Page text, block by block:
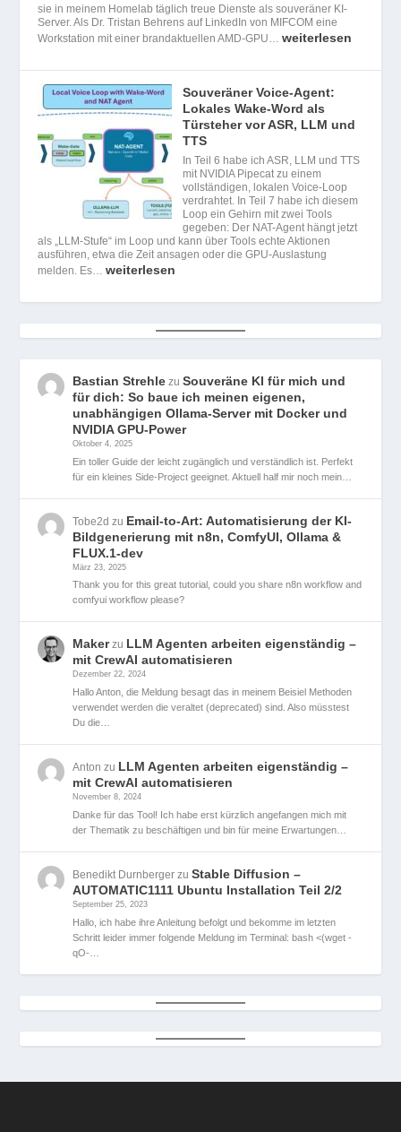
sie in meinem Homelab täglich treue Dienste als souveräner KI-
Server. Als Dr. Tristan Behrens auf LinkedIn von MIFCOM eine
Workstation mit einer brandaktuellen AMD-GPU…weiterlesen
Souveräner Voice-Agent:
Lokales Wake-Word als
Türsteher vor ASR, LLM und
TTS
In Teil 6 habe ich ASR, LLM und TTS
mit NVIDIA Pipecat zu einem
vollständigen, lokalen Voice-Loop
verdrahtet. In Teil 7 habe ich diesem
Loop ein Gehirn mit zwei Tools
gegeben: Der NAT-Agent hängt jetzt
als „LLM-Stufe“ im Loop und kann über Tools echte Aktionen
ausführen, etwa die Zeit ansagen oder die GPU-Auslastung
melden. Es…weiterlesen
Bastian Strehle zuSouveräne KI für mich und
für dich: So baue ich meinen eigenen,
unabhängigen Ollama-Server mit Docker und
NVIDIA GPU-Power
Oktober 4, 2025
Ein toller Guide der leicht zugänglich und verständlich ist. Perfekt
für ein kleines Side-Project geeignet. Aktuell half mir noch mein…
Tobe2d zu Email-to-Art: Automatisierung der KI-
Bildgenerierung mit n8n, ComfyUI, Ollama &
FLUX.1-dev
März 23, 2025
Thank you for this great tutorial, could you share n8n workflow and
comfyui workflow please?
Makerzu LLM Agenten arbeiten eigenständig –
mit CrewAI automatisieren
Dezember 22, 2024
Hallo Anton, die Meldung besagt das in meinem Beisiel Methoden
verwendet werden die veraltet (deprecated) sind. Also müsstest
Du die…
Anton zu LLM Agenten arbeiten eigenständig –
mit CrewAI automatisieren
November 8, 2024
Danke für das Tool! Ich habe erst kürzlich angefangen mich mit
der Thematik zu beschäftigen und bin für meine Erwartungen…
Benedikt Durnberger zuStable Diffusion –
AUTOMATIC1111 Ubuntu Installation Teil 2/2
September 25, 2023
Hallo, ich habe ihre Anleitung befolgt und bekomme im letzten
Schritt leider immer folgende Meldung im Terminal: bash <(wget -
qO-…